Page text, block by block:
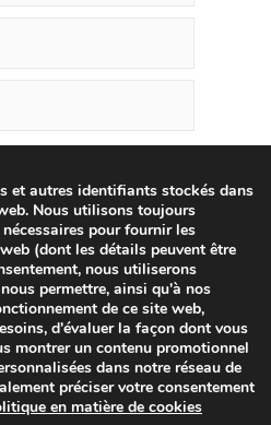
mon e-mail et mon site
mon prochain
et autres identifiants stockés dans
Nous utilisons toujours
pour fournir les
(dont les détails peuvent être
nous utiliserons
permettre, ainsi qu'à nos
de ce site web,
d'évaluer la façon dont vous
montrer un contenu promotionnel
dans notre réseau de
préciser votre consentement
en matière de cookies